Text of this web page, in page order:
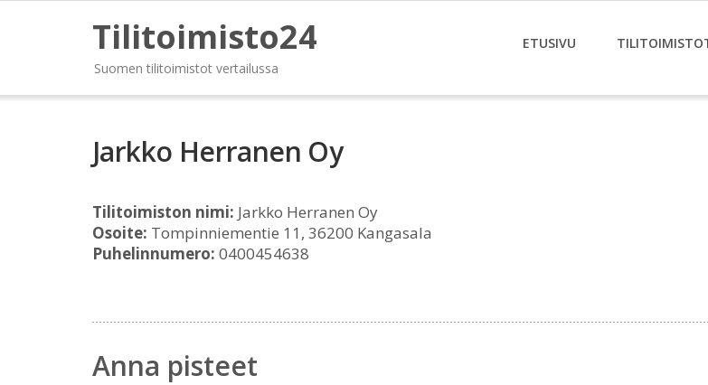
Tilitoimisto24
Suomen tilitoimistot vertailussa
ETUSIVU
Jarkko Herranen Oy
Tilitoimiston nimi: Jarkko Herranen Oy
Osoite: Tompinniementie 11, 36200 Kangasala
Puhelinnumero: 0400454638
Anna pisteet